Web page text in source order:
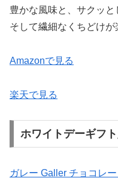
豊かな風味と、サクッと
そして繊細なくちどけが
Amazonで見る
楽天で見る
ホワイトデーギフ
ガレー Galler チョコレ